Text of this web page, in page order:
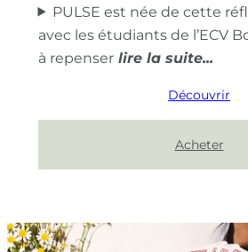
PULSE est née de cette
avec les étudiants de l’ECV
à repenser
Découvrir
Acheter